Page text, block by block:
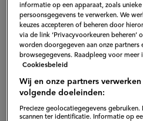
Perfecte
Al sinds 1932 komen inwoners
Frankowitschvoor een goed
Ook Philipp komt hier zeker
de heerlijke broodjes en
informatie op een apparaat, zoals unieke
persoonsgegevens te verwerken. We
keuzes accepteren of beheren door
via de link ‘Privacyvoorkeuren beheren’
worden doorgegeven aan onze partners
browsegegevens. Raadpleeg voor
Cookiesbeleid
Wij en onze partners
volgende doeleinden:
Precieze geolocatiegegevens
scannen ter identificatie. Informatie op